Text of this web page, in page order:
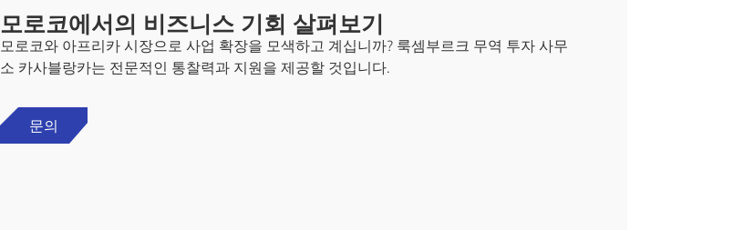
모로코에서의 비즈니스 기회 살펴보기
모로코와 아프리카 시장으로 사업 확장을 모색하고 계십니까? 룩셈부르크 무역 투자 사무
소 카사블랑카는 전문적인 통찰력과 지원을 제공할 것입니다.
문의